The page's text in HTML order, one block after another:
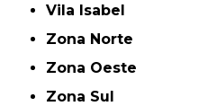
Vila Isabel
Zona Norte
Zona Oeste
Zona Sul